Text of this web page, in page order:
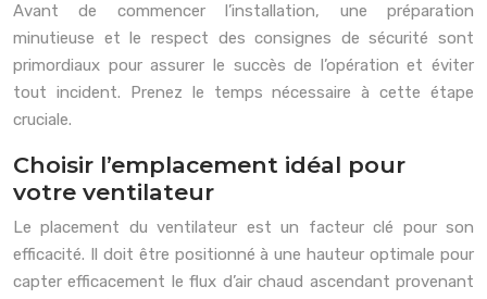
Avant de commencer l’installation, une préparation
minutieuse et le respect des consignes de sécurité sont
primordiaux pour assurer le succès de l’opération et éviter
tout incident. Prenez le temps nécessaire à cette étape
cruciale.
Choisir l’emplacement idéal pour
votre ventilateur
Le placement du ventilateur est un facteur clé pour son
efficacité. Il doit être positionné à une hauteur optimale pour
capter efficacement le flux d’air chaud ascendant provenant